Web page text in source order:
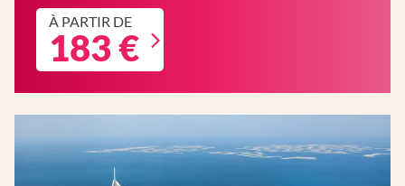
À PARTIR DE
183 €